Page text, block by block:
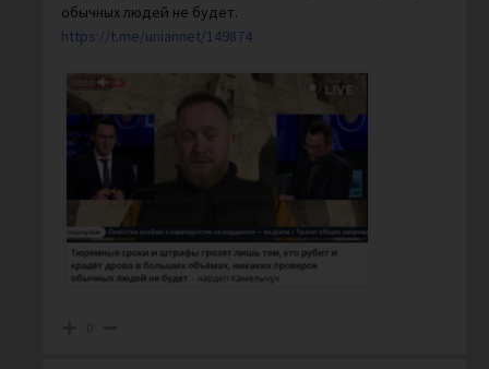
обычных людей не будет.
https://t.me/uniannet/149874